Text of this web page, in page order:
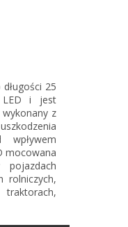
25
i jest
wykonany z
mocowana
rolniczych,